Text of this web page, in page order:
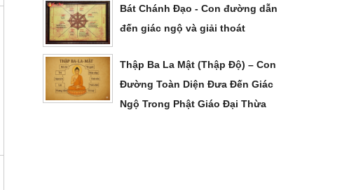
Bát Chánh Đạo - Con đường dẫn
đến giác ngộ và giải thoát
Thập Ba La Mật (Thập Độ) – Con
Đường Toàn Diện Đưa Đến Giác
Ngộ Trong Phật Giáo Đại Thừa